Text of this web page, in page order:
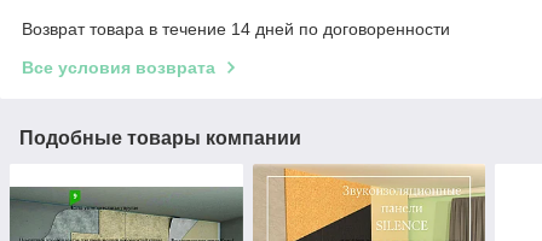
Возврат товара в течение 14 дней по договоренности
Все условия возврата
Подобные товары компании